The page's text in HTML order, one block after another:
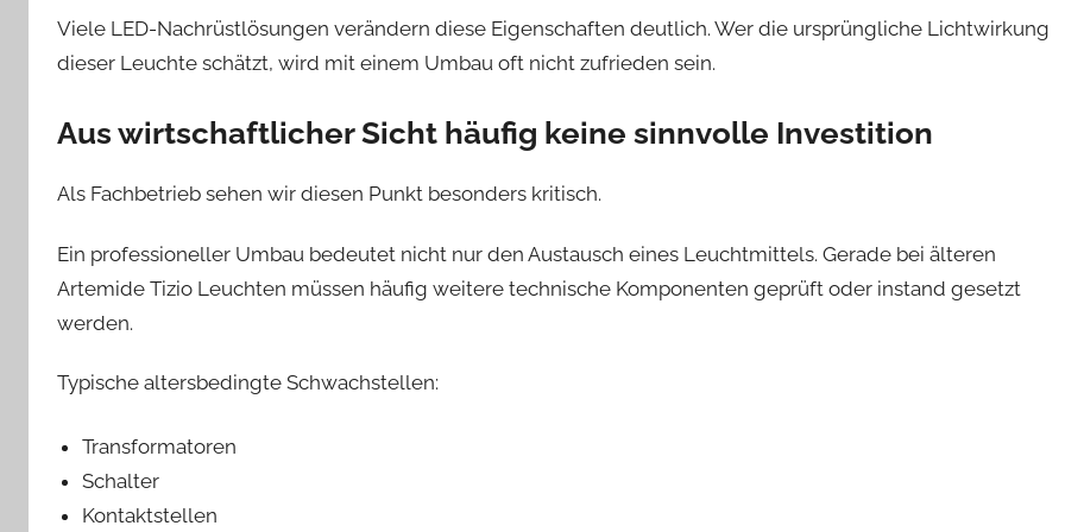
Viele LED-Nachrüstlösungen verändern diese Eigenschaften deutlich. Wer die ursprüngliche Lichtwirkung
dieser Leuchte schätzt, wird mit einem Umbau oft nicht zufrieden sein.
Aus wirtschaftlicher Sicht häufig keine sinnvolle Investition
Als Fachbetrieb sehen wir diesen Punkt besonders kritisch.
Ein professioneller Umbau bedeutet nicht nur den Austausch eines Leuchtmittels. Gerade bei älteren
Artemide Tizio Leuchten müssen häufig weitere technische Komponenten geprüft oder instand gesetzt
werden.
Typische altersbedingte Schwachstellen:
Transformatoren
Schalter
Kontaktstellen